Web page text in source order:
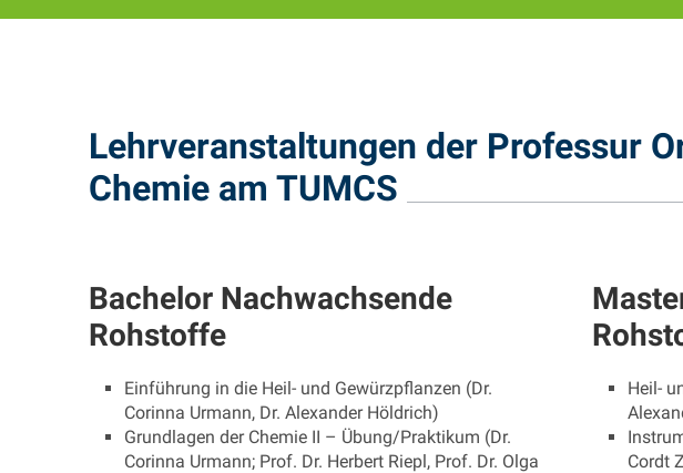
Lehrveranstaltungen der Professur
Chemie am TUMCS
Bachelor Nachwachsende
Rohstoffe
Einführung in die Heil- und Gewürzpflanzen (Dr.
Corinna Urmann, Dr. Alexander Höldrich)
Grundlagen der Chemie II – Übung/Praktikum (Dr.
Corinna Urmann; Prof. Dr. Herbert Riepl, Prof. Dr. Olga
Heil-
Cordt